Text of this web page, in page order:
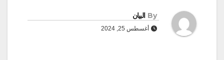
By البيان
أغسطس 25, 2024